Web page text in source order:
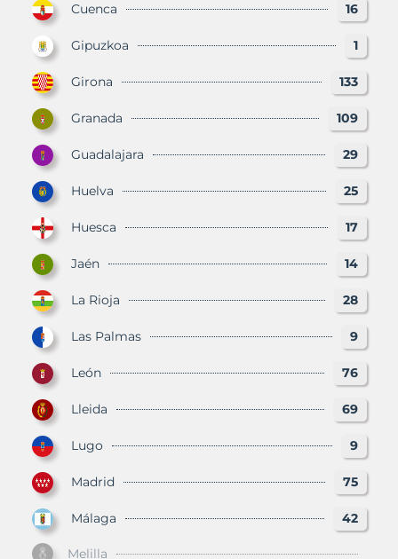
Cuenca 16
Gipuzkoa 1
Girona 133
Granada 109
Guadalajara 29
Huelva 25
Huesca 17
Jaén 14
La Rioja 28
Las Palmas 9
León 76
Lleida 69
Lugo 9
Madrid 75
Málaga 42
Melilla